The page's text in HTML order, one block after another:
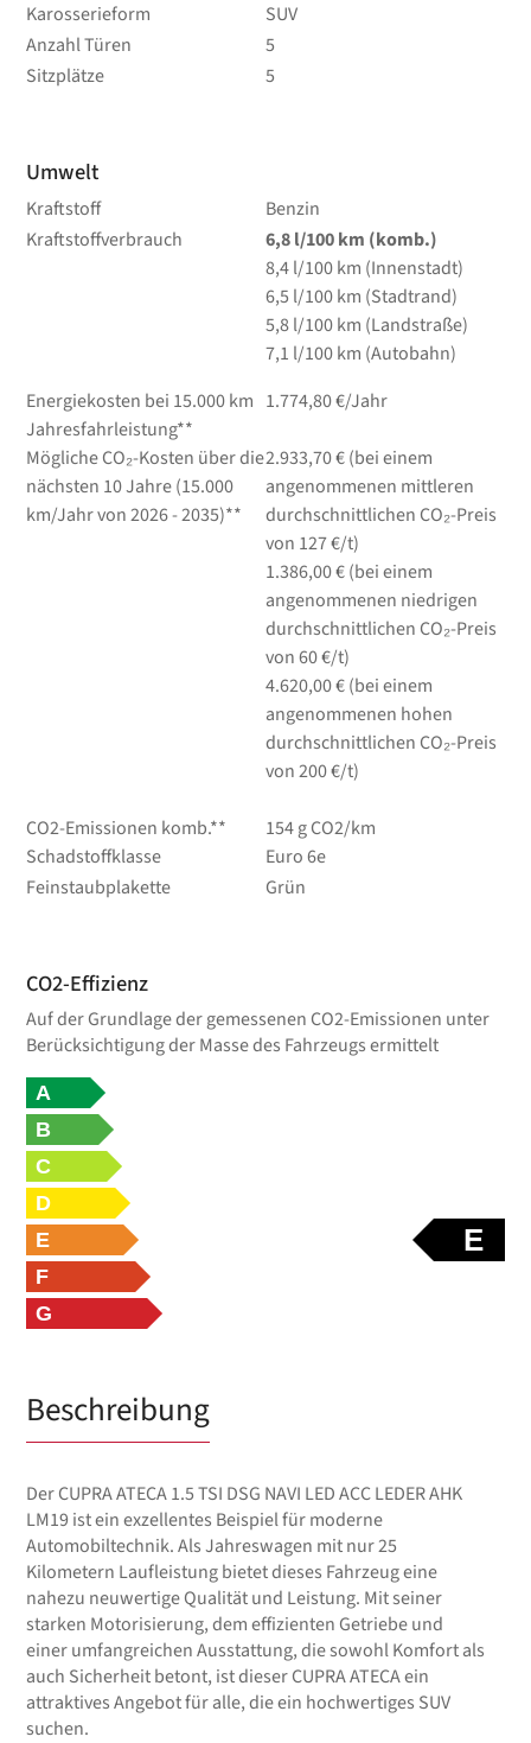
Karosserieform
SUV
Anzahl Türen
5
Sitzplätze
5
Umwelt
Kraftstoff
Benzin
Kraftstoffverbrauch
6,8l/100 km (komb.)
8,4l/100 km (Innenstadt)
6,5 l/100 km (Stadtrand)
5,8l/100 km (Landstraße)
7,1 l/100 km (Autobahn)
Energiekosten bei 15.000 km
Jahresfahrleistung**
1.774,80 €/Jahr
Mögliche CO₂-Kosten über die
nächsten 10 Jahre (15.000
km/Jahr von 2026 - 2035)**
2.933,70 € (bei einem
angenommenen mittleren
durchschnittlichen CO₂-Preis
von 127 €/t)
1.386,00 € (bei einem
angenommenen niedrigen
durchschnittlichen CO₂-Preis
von 60 €/t)
4.620,00 € (bei einem
angenommenen hohen
durchschnittlichen CO₂-Preis
von 200 €/t)
CO2-Emissionen komb.**
154 g CO2/km
Schadstoffklasse
Euro 6e
Feinstaubplakette
Grün
CO2-Effizienz
Auf der Grundlage der gemessenen CO2-Emissionen unter
Berücksichtigung der Masse des Fahrzeugs ermittelt
E
A
B
C
D
E
F
G
Beschreibung
Der CUPRA ATECA 1.5 TSI DSG NAVI LED ACC LEDER AHK
LM19 ist ein exzellentes Beispiel für moderne
Automobiltechnik. Als Jahreswagen mit nur 25
Kilometern Laufleistung bietet dieses Fahrzeug eine
nahezu neuwertige Qualität und Leistung. Mit seiner
starken Motorisierung, dem effizienten Getriebe und
einer umfangreichen Ausstattung, die sowohl Komfort als
auch Sicherheit betont, ist dieser CUPRA ATECA ein
attraktives Angebot für alle, die ein hochwertiges SUV
suchen.